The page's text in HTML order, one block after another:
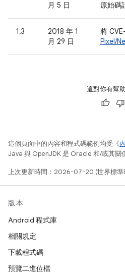
月 5 日
原始碼
1.3
2018 年 1
月 29 日
將
Pixel/
這對你有幫
這個頁面中的內容和程式碼範例均受《
Java 與 OpenJDK 是 Oracle 和/或其關
上次更新時間：2026-07-20 (世界標準
版本
Android 程式庫
相關規定
下載程式碼
預覽二進位檔